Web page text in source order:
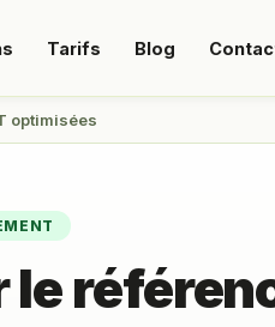
Tarifs Blog
optimisées
le